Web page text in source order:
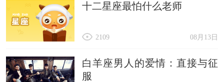
十二星座最怕什么老师
08月13日
2109
白羊座男人的爱情：直接与征
服